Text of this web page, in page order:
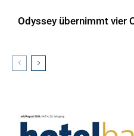
Odyssey übernimmt vier